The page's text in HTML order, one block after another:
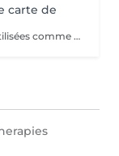
carte de
Lors d'une séance, les cartes du Tarot sont utilisées comme un outil de perception et d'intuition pour éclairer une situation de votre vie. Le tirage permet de mettre en lumière les énergies présentes, les blocages éventuels et les directions possibles. En une séance, vous pouvez poser une ou plusieurs questions précises afin d'obtenir une vision plus claire de votre chemin. Exemples de questions : Quelle direction prendre dans ma situation actuelle ? Que dois-je comprendre de cette période de ma vie ? Comment évoluer dans ma relation ? Qu'est-ce qui bloque mon avancée aujourd'hui ? Quelle énergie m'accompagne pour les prochains mois ? Les cartes n'imposent rien : elles révèlent des pistes, des prises de conscience et des possibilités. Une séance peut parfois apporter le déclic ou la compréhension qui change tout. Venez découvrir ce que les cartes ont à vous révéler.